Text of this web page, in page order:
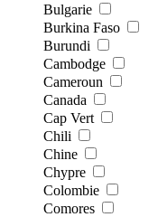
Bulgarie
Burkina Faso
Burundi
Cambodge
Cameroun
Canada
Cap Vert
Chili
Chine
Chypre
Colombie
Comores